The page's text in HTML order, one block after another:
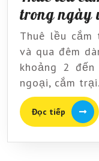
trong ngày
Thuê lều
và qua đêm
khoảng 2
ngoại, cắm
Đọc tiếp